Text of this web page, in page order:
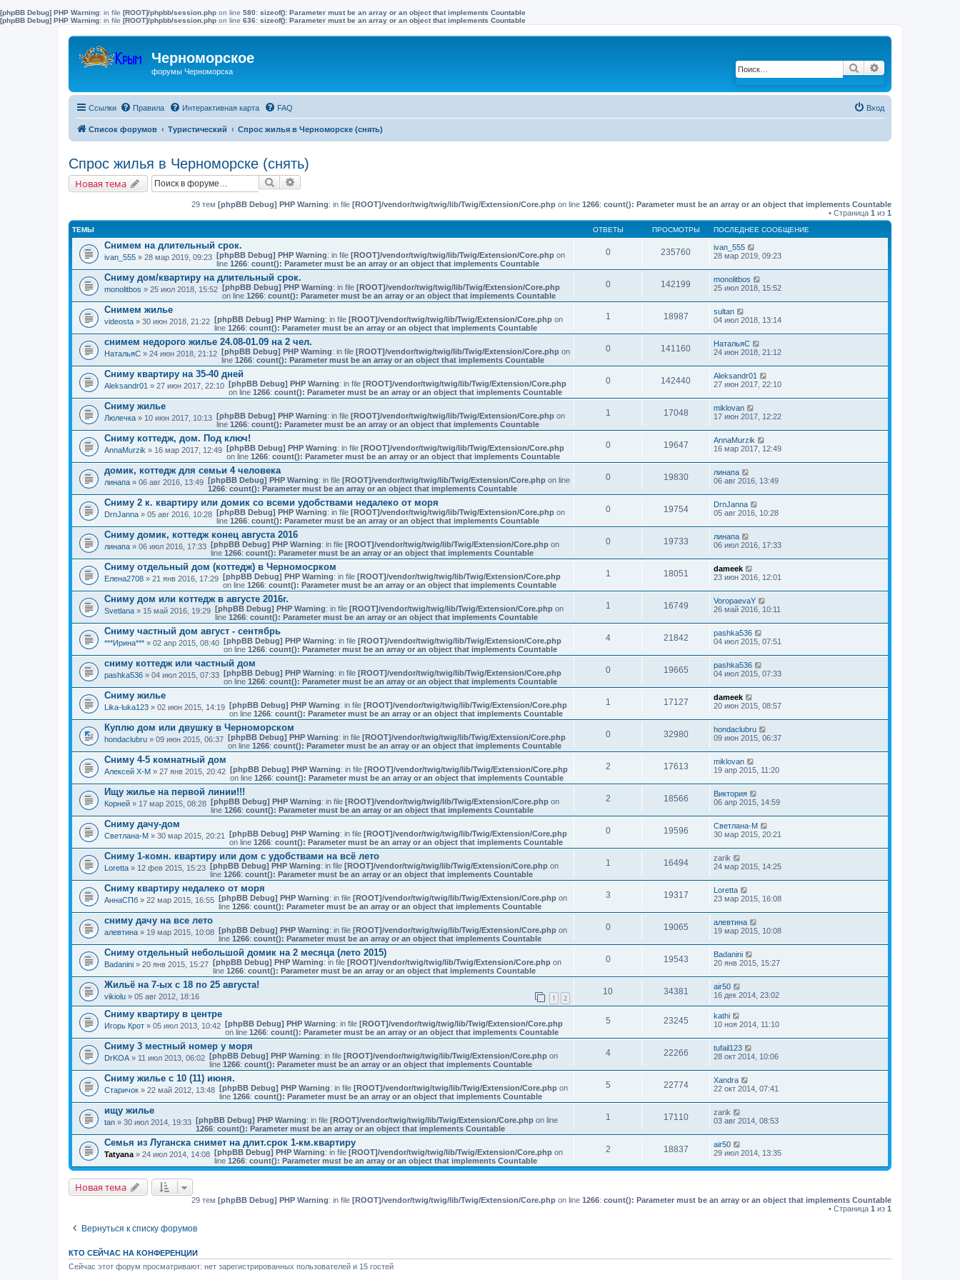
[phpBB Debug] PHP Warning: in file [ROOT]/phpbb/session.php on line 580: sizeof(): Parameter must be an array or an object that implements Countable
[phpBB Debug] PHP Warning: in file [ROOT]/phpbb/session.php on line 636: sizeof(): Parameter must be an array or an object that implements Countable
Черноморское
форумы Черноморска Поиск
Ссылки Правила Интерактивная карта FAQ Вход
Список форумов Туристический Спрос жилья в Черноморске (снять)
Спрос жилья в Черноморске (снять)
Новая тема Поиск
29 тем [phpBB Debug] PHP Warning: in file [ROOT]/vendor/twig/twig/lib/Twig/Extension/Core.php on line 1266: count(): Parameter must be an array or an object that implements Countable
• Страница 1 из 1
ТЕМЫ ОТВЕТЫ ПРОСМОТРЫ ПОСЛЕДНЕЕ СООБЩЕНИЕ
Снимем на длительный срок.
ivan_555 » 28 мар 2019, 09:23 [phpBB Debug] PHP Warning: in file [ROOT]/vendor/twig/twig/lib/Twig/Extension/Core.phpon
line 1266: count(): Parameter must be an array or an object that implements Countable
0 235760
ivan_555
28 мар 2019, 09:23
Сниму дом/квартиру на длительный срок.
monolitbos » 25 июл 2018, 15:52 [phpBB Debug] PHP Warning: in file [ROOT]/vendor/twig/twig/lib/Twig/Extension/Core.php
on line 1266: count(): Parameter must be an array or an object that implements Countable
0 142199
monolitbos
25 июл 2018, 15:52
Снимем жилье
videosta » 30 июн 2018, 21:22 [phpBB Debug] PHP Warning: in file [ROOT]/vendor/twig/twig/lib/Twig/Extension/Core.phpon
line 1266: count(): Parameter must be an array or an object that implements Countable
1 18987
sultan
04 июл 2018, 13:14
снимем недорого жилье 24.08-01.09 на 2 чел.
НатальяС » 24 июн 2018, 21:12 [phpBB Debug] PHP Warning: in file [ROOT]/vendor/twig/twig/lib/Twig/Extension/Core.phpon
line 1266: count(): Parameter must be an array or an object that implements Countable
0 141160
НатальяС
24 июн 2018, 21:12
Сниму квартиру на 35-40 дней
Aleksandr01 » 27 июн 2017, 22:10 [phpBB Debug] PHP Warning: in file [ROOT]/vendor/twig/twig/lib/Twig/Extension/Core.php
on line 1266: count(): Parameter must be an array or an object that implements Countable
0 142440
Aleksandr01
27 июн 2017, 22:10
Сниму жилье
Люлечка » 10 июн 2017, 10:13 [phpBB Debug] PHP Warning: in file [ROOT]/vendor/twig/twig/lib/Twig/Extension/Core.phpon
line 1266: count(): Parameter must be an array or an object that implements Countable
1 17048
miklovan
17 июн 2017, 12:22
Сниму коттедж, дом. Под ключ!
AnnaMurzik » 16 мар 2017, 12:49 [phpBB Debug] PHP Warning: in file [ROOT]/vendor/twig/twig/lib/Twig/Extension/Core.php
on line 1266: count(): Parameter must be an array or an object that implements Countable
0 19647
AnnaMurzik
16 мар 2017, 12:49
домик, коттедж для семьи 4 человека
линапа » 06 авг 2016, 13:49 [phpBB Debug] PHP Warning: in file [ROOT]/vendor/twig/twig/lib/Twig/Extension/Core.phpon line
1266: count(): Parameter must be an array or an object that implements Countable
0 19830
линапа
06 авг 2016, 13:49
Сниму 2 к. квартиру или домик со всеми удобствами недалеко от моря
DrnJanna » 05 авг 2016, 10:28 [phpBB Debug] PHP Warning: in file [ROOT]/vendor/twig/twig/lib/Twig/Extension/Core.phpon
line 1266: count(): Parameter must be an array or an object that implements Countable
0 19754
DrnJanna
05 авг 2016, 10:28
Сниму домик, коттедж конец августа 2016
линапа » 06 июл 2016, 17:33 [phpBB Debug] PHP Warning: in file [ROOT]/vendor/twig/twig/lib/Twig/Extension/Core.phpon
line 1266: count(): Parameter must be an array or an object that implements Countable
0 19733
линапа
06 июл 2016, 17:33
Сниму отдельный дом (коттедж) в Черномосрком
Елена2708 » 21 янв 2016, 17:29 [phpBB Debug] PHP Warning: in file [ROOT]/vendor/twig/twig/lib/Twig/Extension/Core.php
on line 1266: count(): Parameter must be an array or an object that implements Countable
1 18051
dameek
23 июн 2016, 12:01
Сниму дом или коттедж в августе 2016г.
Svetlana » 15 май 2016, 19:29 [phpBB Debug] PHP Warning: in file [ROOT]/vendor/twig/twig/lib/Twig/Extension/Core.phpon
line 1266: count(): Parameter must be an array or an object that implements Countable
1 16749
VoropaevaY
26 май 2016, 10:11
Сниму частный дом август - сентябрь
***Ирина*** » 02 апр 2015, 08:40 [phpBB Debug] PHP Warning: in file [ROOT]/vendor/twig/twig/lib/Twig/Extension/Core.php
on line 1266: count(): Parameter must be an array or an object that implements Countable
4 21842
pashka536
04 июл 2015, 07:51
сниму коттедж или частный дом
pashka536 » 04 июл 2015, 07:33 [phpBB Debug] PHP Warning: in file [ROOT]/vendor/twig/twig/lib/Twig/Extension/Core.php
on line 1266: count(): Parameter must be an array or an object that implements Countable
0 19665
pashka536
04 июл 2015, 07:33
Сниму жилье
Lika-luka123 » 02 июн 2015, 14:19 [phpBB Debug] PHP Warning: in file [ROOT]/vendor/twig/twig/lib/Twig/Extension/Core.php
on line 1266: count(): Parameter must be an array or an object that implements Countable
1 17127
dameek
20 июн 2015, 08:57
Куплю дом или двушку в Черноморском
hondaclubru » 09 июн 2015, 06:37 [phpBB Debug] PHP Warning: in file [ROOT]/vendor/twig/twig/lib/Twig/Extension/Core.php
on line 1266: count(): Parameter must be an array or an object that implements Countable
0 32980
hondaclubru
09 июн 2015, 06:37
Сниму 4-5 комнатный дом
Алексей Х-М » 27 янв 2015, 20:42 [phpBB Debug] PHP Warning: in file [ROOT]/vendor/twig/twig/lib/Twig/Extension/Core.php
on line 1266: count(): Parameter must be an array or an object that implements Countable
2 17613
miklovan
19 апр 2015, 11:20
Ищу жилье на первой линии!!!
Корней » 17 мар 2015, 08:28 [phpBB Debug] PHP Warning: in file [ROOT]/vendor/twig/twig/lib/Twig/Extension/Core.phpon
line 1266: count(): Parameter must be an array or an object that implements Countable
2 18566
Виктория
06 апр 2015, 14:59
Сниму дачу-дом
Светлана-М » 30 мар 2015, 20:21 [phpBB Debug] PHP Warning: in file [ROOT]/vendor/twig/twig/lib/Twig/Extension/Core.php
on line 1266: count(): Parameter must be an array or an object that implements Countable
0 19596
Светлана-М
30 мар 2015, 20:21
Сниму 1-комн. квартиру или дом с удобствами на всё лето
Loretta » 12 фев 2015, 15:23 [phpBB Debug] PHP Warning: in file [ROOT]/vendor/twig/twig/lib/Twig/Extension/Core.phpon
line 1266: count(): Parameter must be an array or an object that implements Countable
1 16494
zarik
24 мар 2015, 14:25
Сниму квартиру недалеко от моря
АннаСПб » 22 мар 2015, 16:55 [phpBB Debug] PHP Warning: in file [ROOT]/vendor/twig/twig/lib/Twig/Extension/Core.phpon
line 1266: count(): Parameter must be an array or an object that implements Countable
3 19317
Loretta
23 мар 2015, 16:08
сниму дачу на все лето
алевтина » 19 мар 2015, 10:08 [phpBB Debug] PHP Warning: in file [ROOT]/vendor/twig/twig/lib/Twig/Extension/Core.phpon
line 1266: count(): Parameter must be an array or an object that implements Countable
0 19065
алевтина
19 мар 2015, 10:08
Сниму отдельный небольшой домик на 2 месяца (лето 2015)
Badanini » 20 янв 2015, 15:27 [phpBB Debug] PHP Warning: in file [ROOT]/vendor/twig/twig/lib/Twig/Extension/Core.phpon
line 1266: count(): Parameter must be an array or an object that implements Countable
0 19543
Badanini
20 янв 2015, 15:27
Жильё на 7-ых с 18 по 25 августа!
vikiolu » 05 авг 2012, 18:16 1 2
10 34381
air50
16 дек 2014, 23:02
Сниму квартиру в центре
Игорь Крот » 05 июл 2013, 10:42 [phpBB Debug] PHP Warning: in file [ROOT]/vendor/twig/twig/lib/Twig/Extension/Core.php
on line 1266: count(): Parameter must be an array or an object that implements Countable
5 23245
kathi
10 ноя 2014, 11:10
Сниму 3 местный номер у моря
DrKOA » 11 июл 2013, 06:02 [phpBB Debug] PHP Warning: in file [ROOT]/vendor/twig/twig/lib/Twig/Extension/Core.phpon
line 1266: count(): Parameter must be an array or an object that implements Countable
4 22266
tufail123
28 окт 2014, 10:06
Сниму жилье с 10 (11) июня.
Старичок » 22 май 2012, 13:48 [phpBB Debug] PHP Warning: in file [ROOT]/vendor/twig/twig/lib/Twig/Extension/Core.phpon
line 1266: count(): Parameter must be an array or an object that implements Countable
5 22774
Xandra
22 окт 2014, 07:41
ищу жилье
tan » 30 июл 2014, 19:33 [phpBB Debug] PHP Warning: in file [ROOT]/vendor/twig/twig/lib/Twig/Extension/Core.phpon line
1266: count(): Parameter must be an array or an object that implements Countable
1 17110
zarik
03 авг 2014, 08:53
Семья из Луганска снимет на длит.срок 1-км.квартиру
Tatyana » 24 июл 2014, 14:08 [phpBB Debug] PHP Warning: in file [ROOT]/vendor/twig/twig/lib/Twig/Extension/Core.phpon
line 1266: count(): Parameter must be an array or an object that implements Countable
2 18837
air50
29 июл 2014, 13:35
Новая тема
29 тем [phpBB Debug] PHP Warning: in file [ROOT]/vendor/twig/twig/lib/Twig/Extension/Core.php on line 1266: count(): Parameter must be an array or an object that implements Countable
• Страница 1 из 1
Вернуться к списку форумов
КТО СЕЙЧАС НА КОНФЕРЕНЦИИ
Сейчас этот форум просматривают: нет зарегистрированных пользователей и 15 гостей